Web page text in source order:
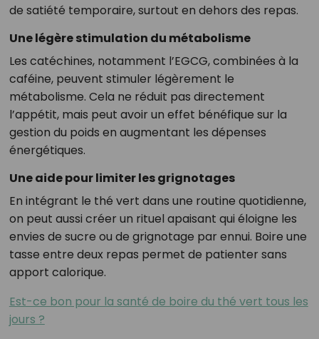
de satiété temporaire, surtout en dehors des repas.
Une légère stimulation du métabolisme
Les catéchines, notamment l’EGCG, combinées à la
caféine, peuvent stimuler légèrement le
métabolisme. Cela ne réduit pas directement
l’appétit, mais peut avoir un effet bénéfique sur la
gestion du poids en augmentant les dépenses
énergétiques.
Une aide pour limiter les grignotages
En intégrant le thé vert dans une routine quotidienne,
on peut aussi créer un rituel apaisant qui éloigne les
envies de sucre ou de grignotage par ennui. Boire une
tasse entre deux repas permet de patienter sans
apport calorique.
Est-ce bon pour la santé de boire du thé vert tous les
jours ?